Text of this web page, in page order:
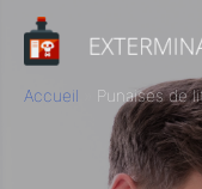
Accueil Punaises de